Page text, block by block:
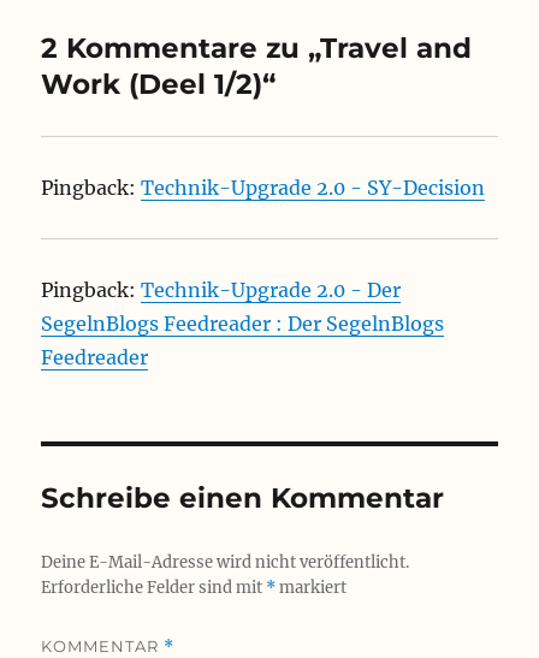
2 Kommentare zu „Travel and
Work (Deel 1/2)“
Pingback:Technik-Upgrade 2.0 - SY-Decision
Pingback:Technik-Upgrade 2.0 - Der
SegelnBlogs Feedreader : Der SegelnBlogs
Feedreader
Schreibe einen Kommentar
Deine E-Mail-Adresse wird nicht veröffentlicht.
Erforderliche Felder sind mit *markiert
KOMMENTAR *